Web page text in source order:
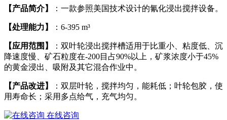
【产品简介】 ：一款参照美国技术设计的氰化浸出搅拌设备。
【处理能力】 ：6-395 m³
【应用范围】
：双叶轮浸出搅拌槽适用于比重小、粘度低、沉
降速度慢、矿石粒度在-200目占90%以上，矿浆浓度小于45%
的黄金浸出、吸附及其它混合作业中。
【产品改进】
：双层叶轮，搅拌均匀，能耗低；叶轮包胶，使
用寿命长；采用多点给气，充气均匀。
在线咨询